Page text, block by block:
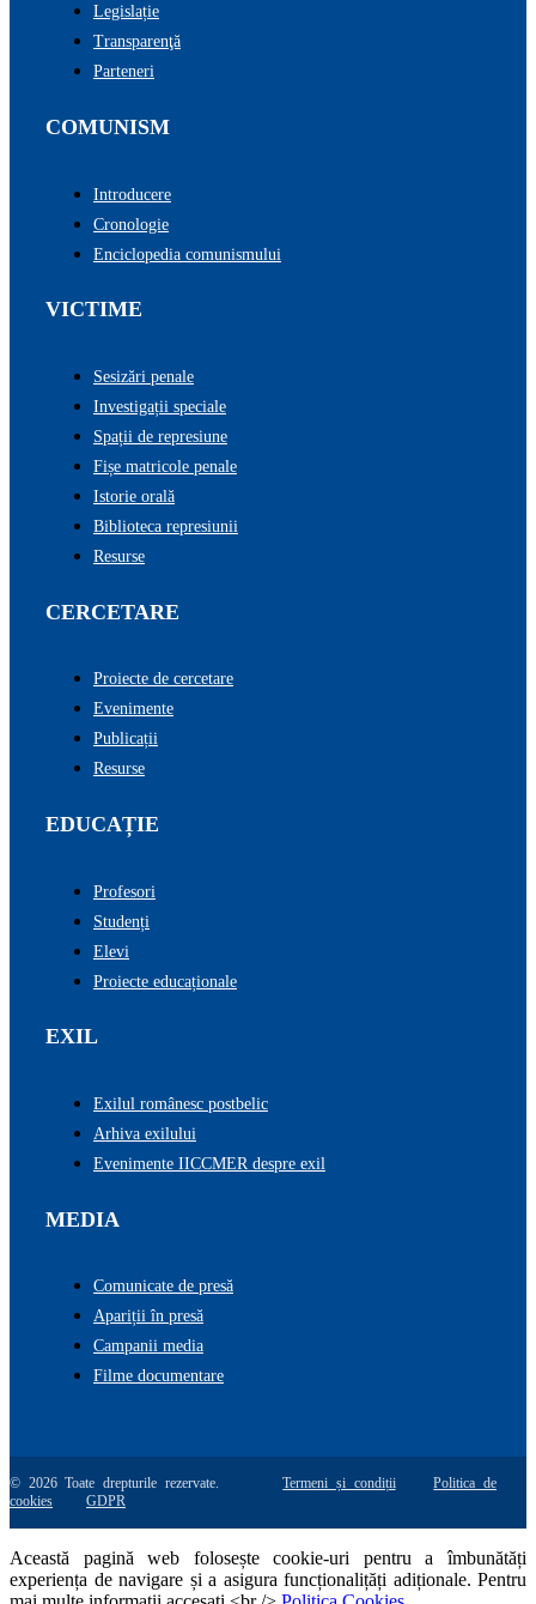
Legislație
Transparenţă
Parteneri
COMUNISM
Introducere
Cronologie
Enciclopedia comunismului
VICTIME
Sesizări penale
Investigații speciale
Spații de represiune
Fișe matricole penale
Istorie orală
Biblioteca represiunii
Resurse
CERCETARE
Proiecte de cercetare
Evenimente
Publicații
Resurse
EDUCAȚIE
Profesori
Studenți
Elevi
Proiecte educaționale
EXIL
Exilul românesc postbelic
Arhiva exilului
Evenimente IICCMER despre exil
MEDIA
Comunicate de presă
Apariții în presă
Campanii media
Filme documentare
© 2026 Toate drepturile rezervate.Termeni și condiții
Politica de
cookies
GDPR
Această pagină web folosește cookie-uri pentru a îmbunătăți
experiența de navigare și a asigura funcționalițăți adiționale. Pentru